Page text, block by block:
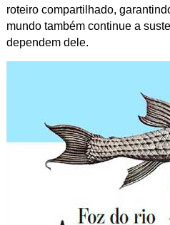
roteiro compartilhado,
mundo também continue a
dependem dele.